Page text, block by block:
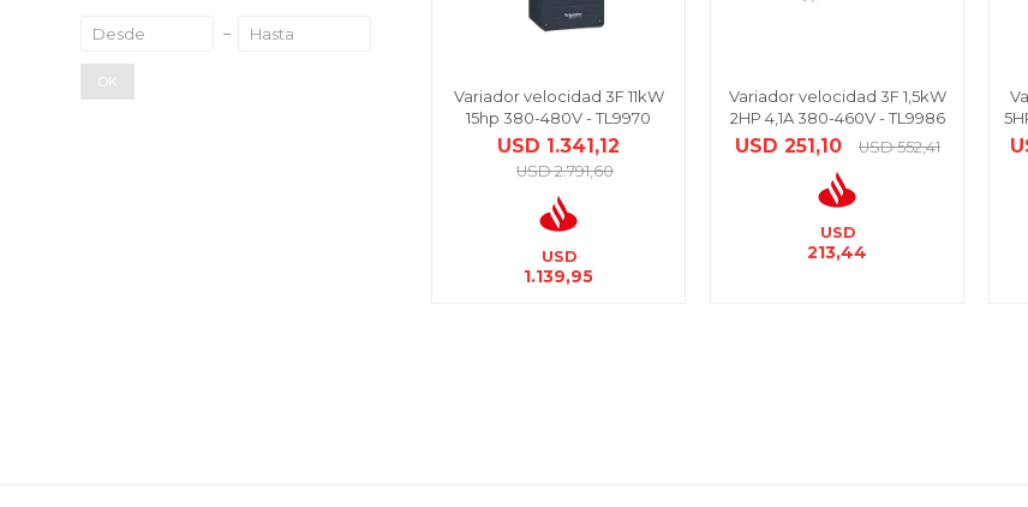
Variador velocidad 3F 11kW
15hp 380-480V - TL9970
USD 1.341,12
USD 2.791,60
USD
1.139,95
Variador velocidad 3F 1,5kW
2HP 4,1A 380-460V - TL9986
USD 251,10 USD 552,41
USD
213,44
OK